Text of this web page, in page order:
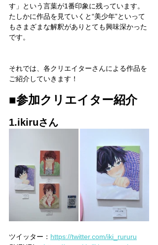
す」という言葉が1番印象に残っています。
たしかに作品を見ていくと“美少年”といって
もさまざまな解釈がありとても興味深かった
です。
それでは、各クリエイターさんによる作品を
ご紹介していきます！
■参加クリエイター紹介
1.ikiruさん
ツイッター： https://twitter.com/iki_rururu